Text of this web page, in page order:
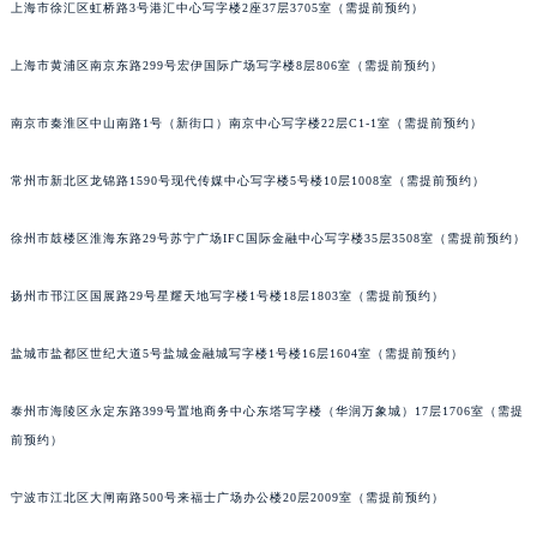
上海市徐汇区虹桥路3号港汇中心写字楼2座37层3705室（需提前预约）
上海市黄浦区南京东路299号宏伊国际广场写字楼8层806室（需提前预约）
南京市秦淮区中山南路1号（新街口）南京中心写字楼22层C1-1室（需提前预约）
常州市新北区龙锦路1590号现代传媒中心写字楼5号楼10层1008室（需提前预约）
徐州市鼓楼区淮海东路29号苏宁广场IFC国际金融中心写字楼35层3508室（需提前预约）
扬州市邗江区国展路29号星耀天地写字楼1号楼18层1803室（需提前预约）
盐城市盐都区世纪大道5号盐城金融城写字楼1号楼16层1604室（需提前预约）
泰州市海陵区永定东路399号置地商务中心东塔写字楼（华润万象城）17层1706室（需提
前预约）
宁波市江北区大闸南路500号来福士广场办公楼20层2009室（需提前预约）